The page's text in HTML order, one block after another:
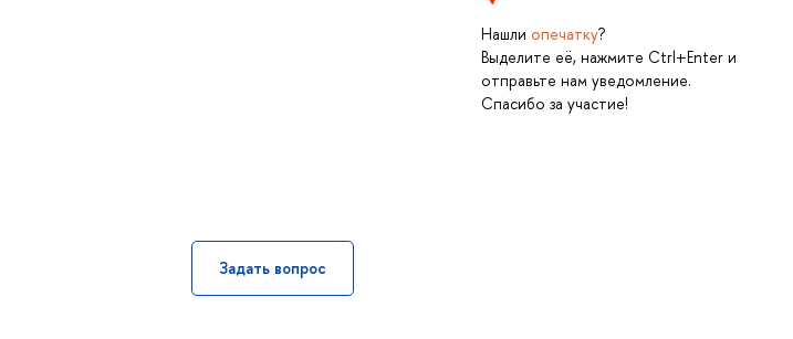
Нашли опечатку?
Выделите её, нажмите Ctrl+Enter и
отправьте нам уведомление.
Спасибо за участие!
Задать вопрос